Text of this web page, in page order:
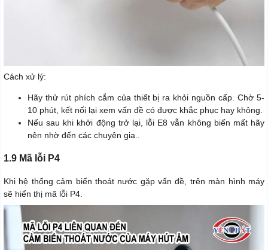
Cách xử lý:
Hãy thử rút phích cắm của thiết bị ra khỏi nguồn cấp. Chờ 5-
10 phút, kết nối lại xem vấn đề có được khắc phục hay không.
Nếu sau khi khởi động trở lại, lỗi E8 vẫn không biến mất hãy
nên nhờ đến các chuyên gia..
1.9 Mã lỗi P4
Khi hệ thống cảm biến thoát nước gặp vấn đề, trên màn hình máy
sẽ hiển thị mã lỗi P4.